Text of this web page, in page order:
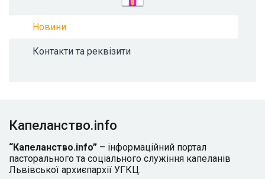
Новини
Контакти та реквізити
Капеланство.info
“Капеланство.info” – інформаційний портал
пасторального та соціального служіння капеланів
Львівської архиєпархії УГКЦ.